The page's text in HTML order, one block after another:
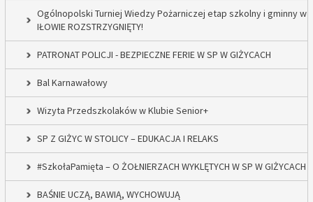
Ogólnopolski Turniej Wiedzy Pożarniczej etap szkolny i gminny w
IŁOWIE ROZSTRZYGNIĘTY!
PATRONAT POLICJI - BEZPIECZNE FERIE W SP W GIŻYCACH
Bal Karnawałowy
Wizyta Przedszkolaków w Klubie Senior+
SP Z GIŻYC W STOLICY – EDUKACJA I RELAKS
#SzkołaPamięta – O ŻOŁNIERZACH WYKLĘTYCH W SP W GIŻYCACH
BAŚNIE UCZĄ, BAWIĄ, WYCHOWUJĄ